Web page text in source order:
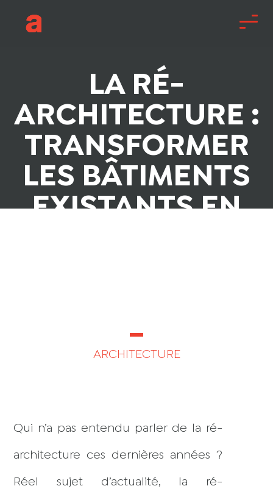
LA RÉ-
ARCHITECTURE :
TRANSFORMER
LES BÂTIMENTS
EXISTANTS EN
ARCHITECTURE
Qui n’a pas entendu parler de la ré-
architecture ces dernières années ?
Réel sujet d’actualité, la ré-